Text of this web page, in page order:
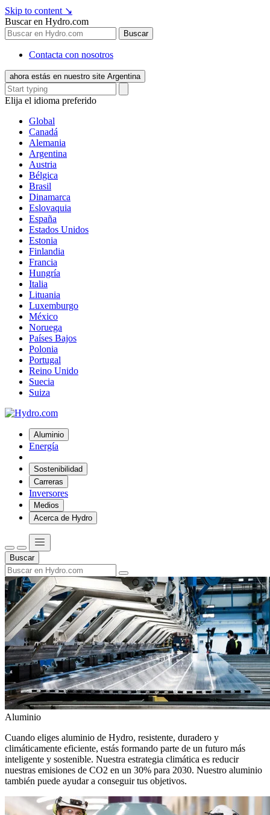
Skip to content ↘
Buscar en Hydro.com
Buscar
Contacta con nosotros
ahora estás en nuestro site Argentina
Elija el idioma preferido
Global
Canadá
Alemania
Argentina
Austria
Bélgica
Brasil
Dinamarca
Eslovaquia
España
Estados Unidos
Estonia
Finlandia
Francia
Hungría
Italia
Lituania
Luxemburgo
México
Noruega
Países Bajos
Polonia
Portugal
Reino Unido
Suecia
Suiza
Aluminio
Energía
Sostenibilidad
Carreras
Inversores
Medios
Acerca de Hydro
Buscar
Aluminio
Cuando eliges aluminio de Hydro, resistente, duradero y
climáticamente eficiente, estás formando parte de un futuro más
inteligente y sostenible. Nuestra estrategia climática es reducir
nuestras emisiones de CO2 en un 30% para 2030. Nuestro aluminio
también puede ayudar a conseguir tus objetivos.